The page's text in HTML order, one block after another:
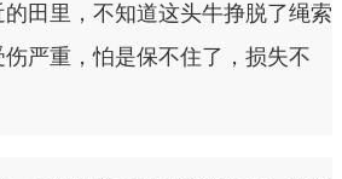
田里，不知道这头牛挣脱了绳索
严重，怕是保不住了，损失不